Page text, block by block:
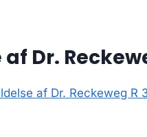
Dr.
af Dr. Reckeweg R